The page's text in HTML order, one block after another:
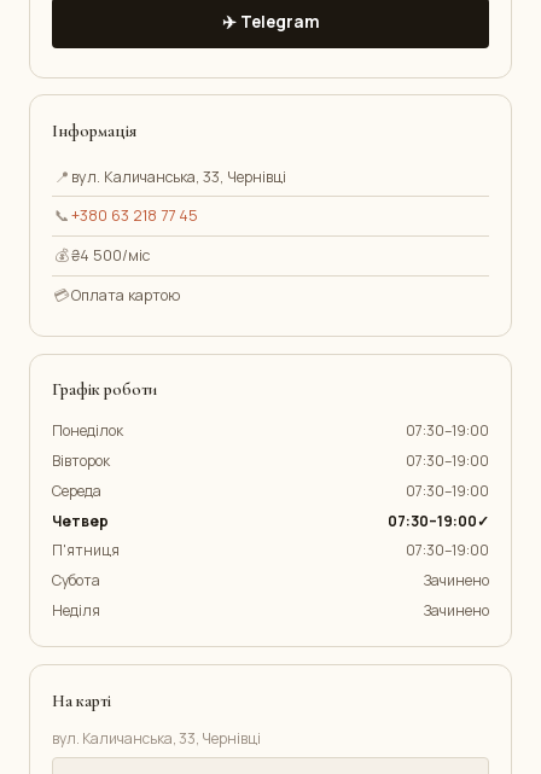
✈️ Telegram
Інформація
📍 вул. Каличанська, 33, Чернівці
📞+380 63 218 77 45
💰₴4 500/міс
💳Оплата картою
Графік роботи
Понеділок
07:30–19:00
Вівторок
07:30–19:00
Середа
07:30–19:00
Четвер
07:30–19:00✓
П'ятниця
07:30–19:00
Субота
Зачинено
Неділя
Зачинено
На карті
вул. Каличанська, 33, Чернівці